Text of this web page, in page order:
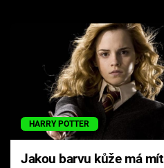
HARRY POTTER
Jakou barvu kůže má mít